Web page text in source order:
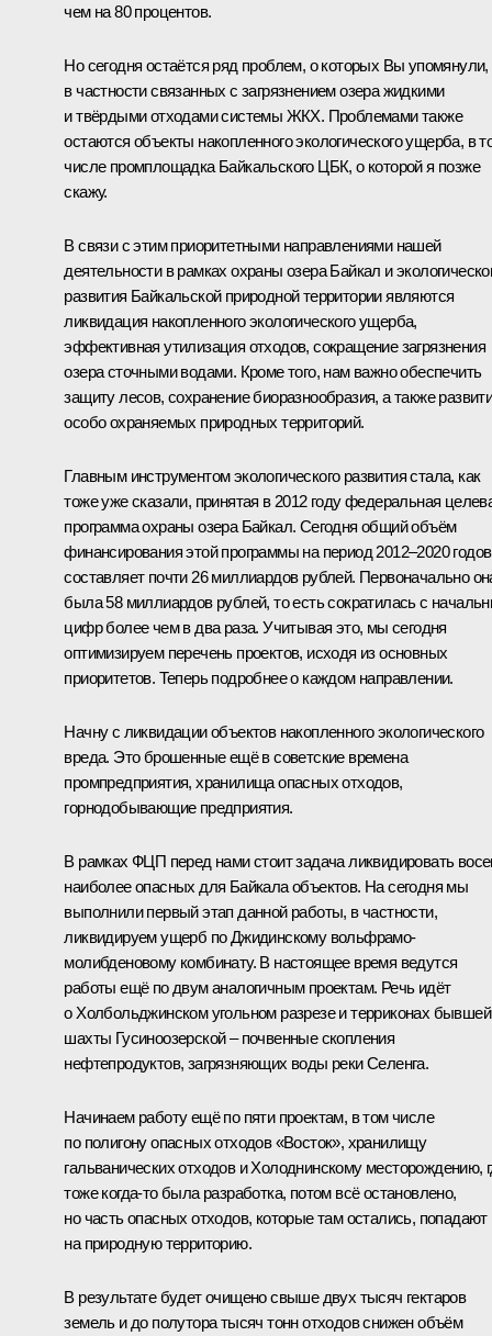
чем на 80 процентов.
Но сегодня остаётся ряд проблем, о которых Вы упомянули,
в частности связанных с загрязнением озера жидкими
и твёрдыми отходами системы ЖКХ. Проблемами также
остаются объекты накопленного экологического ущерба, в
числе промплощадка Байкальского ЦБК, о которой я позже
скажу.
В связи с этим приоритетными направлениями нашей
деятельности в рамках охраны озера Байкал и
развития Байкальской природной территории являются
ликвидация накопленного экологического ущерба,
эффективная утилизация отходов, сокращение загрязнения
озера сточными водами. Кроме того, нам важно обеспечить
защиту лесов, сохранение биоразнообразия, а также
особо охраняемых природных территорий.
Главным инструментом экологического развития стала, как
тоже уже сказали, принятая в 2012 году федеральная
программа охраны озера Байкал. Сегодня общий объём
финансирования этой программы на период 2012–2020 годов
составляет почти 26 миллиардов рублей. Первоначально
была 58 миллиардов рублей, то есть сократилась с
цифр более чем в два раза. Учитывая это, мы сегодня
оптимизируем перечень проектов, исходя из основных
приоритетов. Теперь подробнее о каждом направлении.
Начну с ликвидации объектов накопленного экологического
вреда. Это брошенные ещё в советские времена
промпредприятия, хранилища опасных отходов,
горнодобывающие предприятия.
В рамках ФЦП перед нами стоит задача ликвидировать
наиболее опасных для Байкала объектов. На сегодня мы
выполнили первый этап данной работы, в частности,
ликвидируем ущерб по Джидинскому вольфрамо-
молибденовому комбинату. В настоящее время ведутся
работы ещё по двум аналогичным проектам. Речь идёт
о Холбольджинском угольном разрезе и терриконах бывшей
шахты Гусиноозерской – почвенные скопления
нефтепродуктов, загрязняющих воды реки Селенга.
Начинаем работу ещё по пяти проектам, в том числе
по полигону опасных отходов «Восток», хранилищу
гальванических отходов и Холоднинскому месторождению,
тоже когда-то была разработка, потом всё остановлено,
но часть опасных отходов, которые там остались, попадают
на природную территорию.
В результате будет очищено свыше двух тысяч гектаров
земель и до полутора тысяч тонн отходов снижен объём